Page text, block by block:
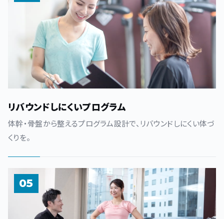
リバウンドしにくいプログラム
体幹・骨盤から整えるプログラム設計で、リバウンドしにくい体づ
くりを。
05